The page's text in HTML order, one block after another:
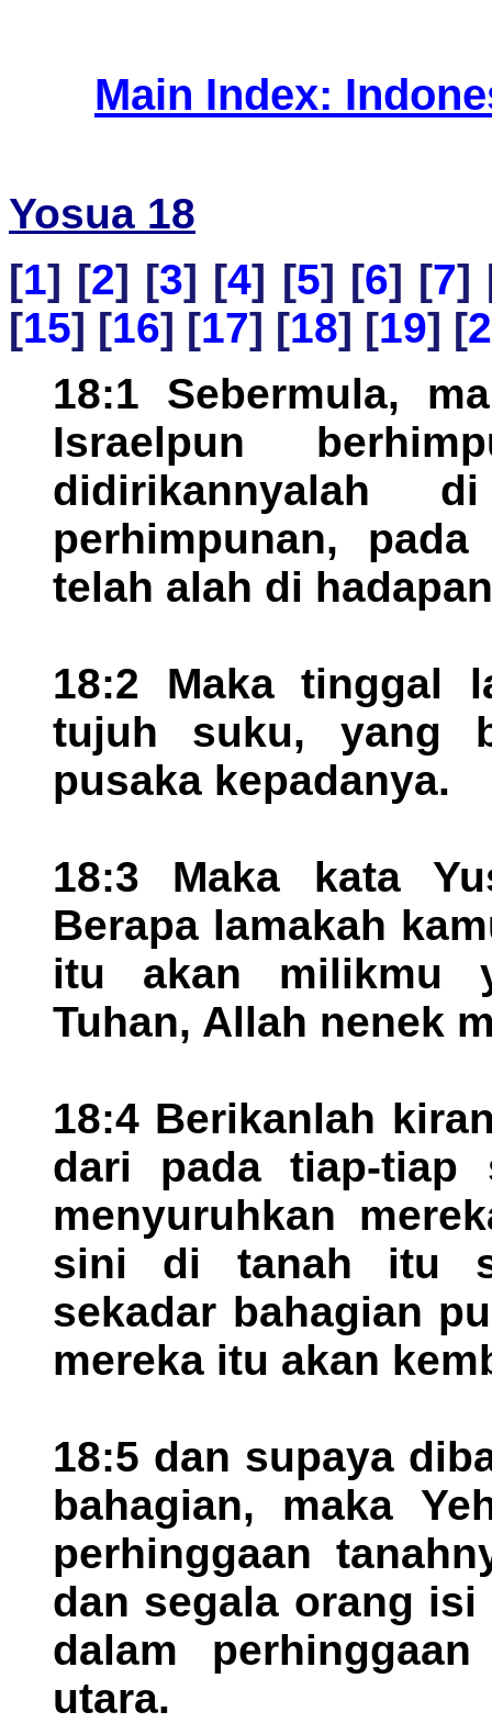
Main Index:
Yosua 18
[1] [2] [3] [4] [5] [6] [7]
[15] [16] [17] [18] [19] [
18:1 Sebermula,
Israelpun
didirikannyalah
perhimpunan,
telah alah di
18:2 Maka tinggal
tujuh suku, yang
pusaka kepadanya.
18:3 Maka kata
Berapa lamakah
itu akan milikmu
Tuhan, Allah nenek
18:4 Berikanlah
dari pada tiap-tiap
menyuruhkan
sini di tanah itu
sekadar bahagian
mereka itu akan
18:5 dan supaya
bahagian, maka
perhinggaan
dan segala orang
dalam
utara.